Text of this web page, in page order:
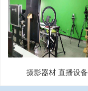
摄影器材 直播设备